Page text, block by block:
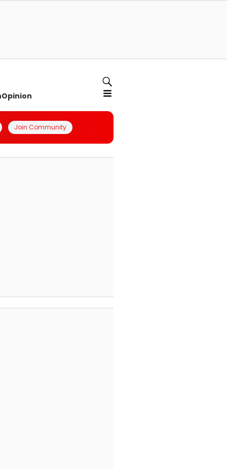
Opinion
Join Community